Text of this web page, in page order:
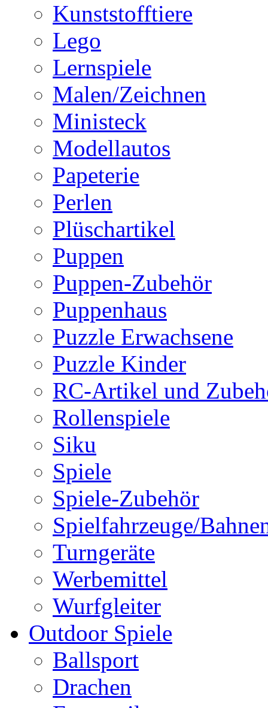
Kunststofftiere
Lego
Lernspiele
Malen/Zeichnen
Ministeck
Modellautos
Papeterie
Perlen
Plüschartikel
Puppen
Puppen-Zubehör
Puppenhaus
Puzzle Erwachsene
Puzzle Kinder
RC-Artikel und
Rollenspiele
Siku
Spiele
Spiele-Zubehör
Spielfahrzeuge/
Turngeräte
Werbemittel
Wurfgleiter
Outdoor Spiele
Ballsport
Drachen